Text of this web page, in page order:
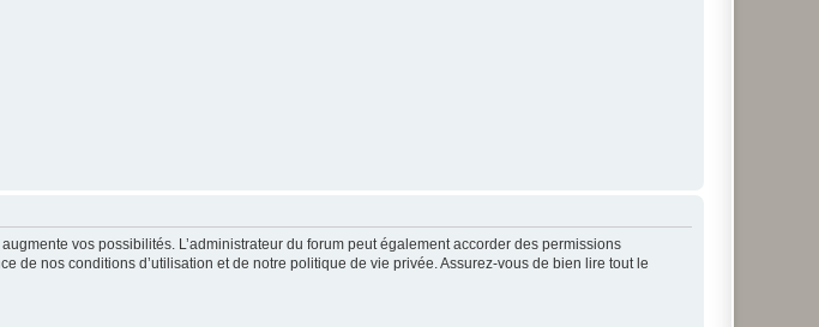
vos possibilités. L’administrateur du forum peut également accorder des permissions
de nos conditions d’utilisation et de notre politique de vie privée. Assurez-vous de bien lire tout le